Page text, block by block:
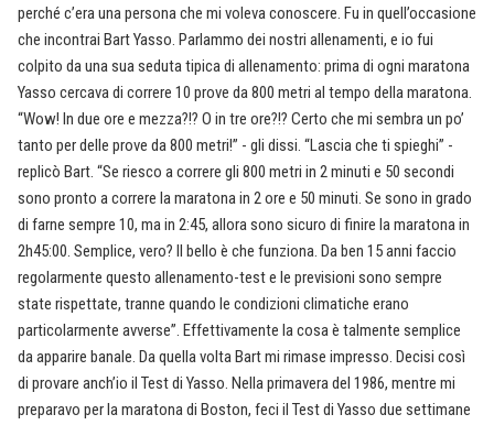
perché c’era una persona che mi voleva conoscere. Fu in quell’occasione
che incontrai Bart Yasso. Parlammo dei nostri allenamenti, e io fui
colpito da una sua seduta tipica di allenamento: prima di ogni maratona
Yasso cercava di correre 10 prove da 800 metri al tempo della maratona.
“Wow! In due ore e mezza?!? O in tre ore?!? Certo che mi sembra un po’
tanto per delle prove da 800 metri!” - gli dissi. “Lascia che ti spieghi” -
replicò Bart. “Se riesco a correre gli 800 metri in 2 minuti e 50 secondi
sono pronto a correre la maratona in 2 ore e 50 minuti. Se sono in grado
di farne sempre 10, ma in 2:45, allora sono sicuro di finire la maratona in
2h45:00. Semplice, vero? Il bello è che funziona. Da ben 15 anni faccio
regolarmente questo allenamento-test e le previsioni sono sempre
state rispettate, tranne quando le condizioni climatiche erano
particolarmente avverse”. Effettivamente la cosa è talmente semplice
da apparire banale. Da quella volta Bart mi rimase impresso. Decisi così
di provare anch’io il Test di Yasso. Nella primavera del 1986, mentre mi
preparavo per la maratona di Boston, feci il Test di Yasso due settimane